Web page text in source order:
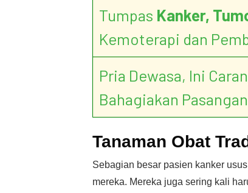
Tumpas Kanker,
Kemoterapi dan
Pria Dewasa, Ini
Bahagiakan
Tanaman Obat
Sebagian besar pasien kanker
mereka. Mereka juga sering kali